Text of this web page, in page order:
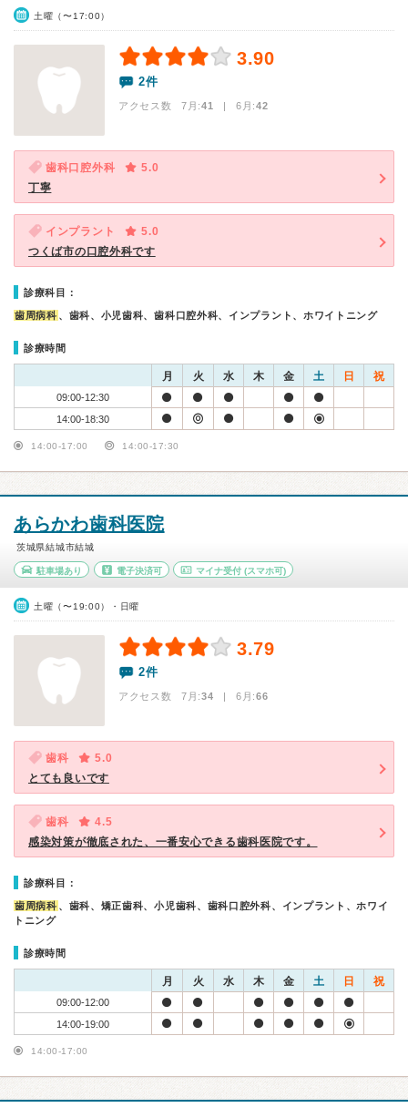
土曜（〜17:00）
3.90
2件
アクセス数 7月:41 | 6月:42
歯科口腔外科
5.0
丁寧
インプラント
5.0
つくば市の口腔外科です
診療科目：
歯周病科 、歯科、小児歯科、歯科口腔外科、インプラント、ホワイトニング
診療時間
月 火 水 木 金 土 日 祝
09:00-12:30
14:00-18:30
14:00-17:00 14:00-17:30
あらかわ歯科医院
茨城県結城市結城
駐車場あり 電子決済可 マイナ受付 (スマホ可)
土曜（〜19:00）・日曜
3.79
2件
アクセス数 7月:34 | 6月:66
歯科
5.0
とても良いです
歯科
4.5
感染対策が徹底された、一番安心できる歯科医院です。
診療科目：
歯周病科 、歯科、矯正歯科、小児歯科、歯科口腔外科、インプラント、ホワイ
トニング
診療時間
月 火 水 木 金 土 日 祝
09:00-12:00
14:00-19:00
14:00-17:00